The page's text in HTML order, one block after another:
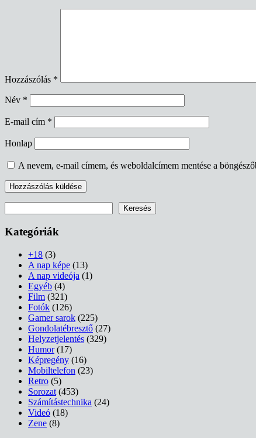
Hozzászólás *
Név *
E-mail cím *
Honlap
A nevem, e-mail címem, és weboldalcímem mentése a
Keresés
Kategóriák
+18 (3)
A nap képe (13)
A nap videója (1)
Egyéb (4)
Film (321)
Fotók (126)
Gamer sarok (225)
Gondolatébresztő (27)
Helyzetjelentés (329)
Humor(17)
Képregény (16)
Mobiltelefon (23)
Retro (5)
Sorozat (453)
Számítástechnika (24)
Videó (18)
Zene (8)